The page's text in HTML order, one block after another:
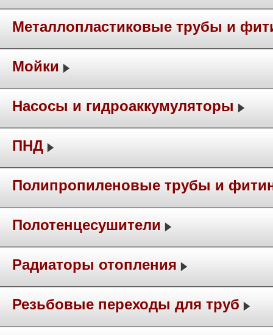
Металлопластиковые трубы и
Мойки
Насосы и гидроаккумуляторы
ПНД
Полипропиленовые трубы и
Полотенцесушители
Радиаторы отопления
Резьбовые переходы для труб